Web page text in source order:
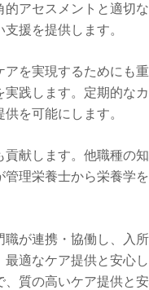
アセスメントと適切
援を提供します。
を実現するためにも
践します。定期的な
を可能にします。
献します。他職種の
理栄養士から栄養学
が連携・協働し、入
最適なケア提供と安心
質の高いケア提供と